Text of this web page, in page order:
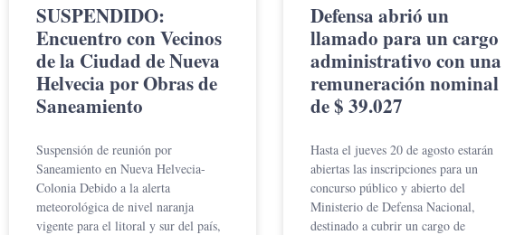
SUSPENDIDO:
Encuentro con Vecinos
de la Ciudad de Nueva
Helvecia por Obras de
Saneamiento
Suspensión de reunión por
Saneamiento en Nueva Helvecia-
Colonia Debido a la alerta
meteorológica de nivel naranja
vigente para el litoral y sur del país,
Defensa abrió un
llamado para un cargo
administrativo con una
remuneración nominal
de $ 39.027
Hasta el jueves 20 de agosto estarán
abiertas las inscripciones para un
concurso público y abierto del
Ministerio de Defensa Nacional,
destinado a cubrir un cargo de